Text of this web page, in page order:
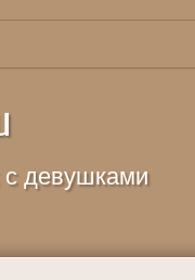
с девушками